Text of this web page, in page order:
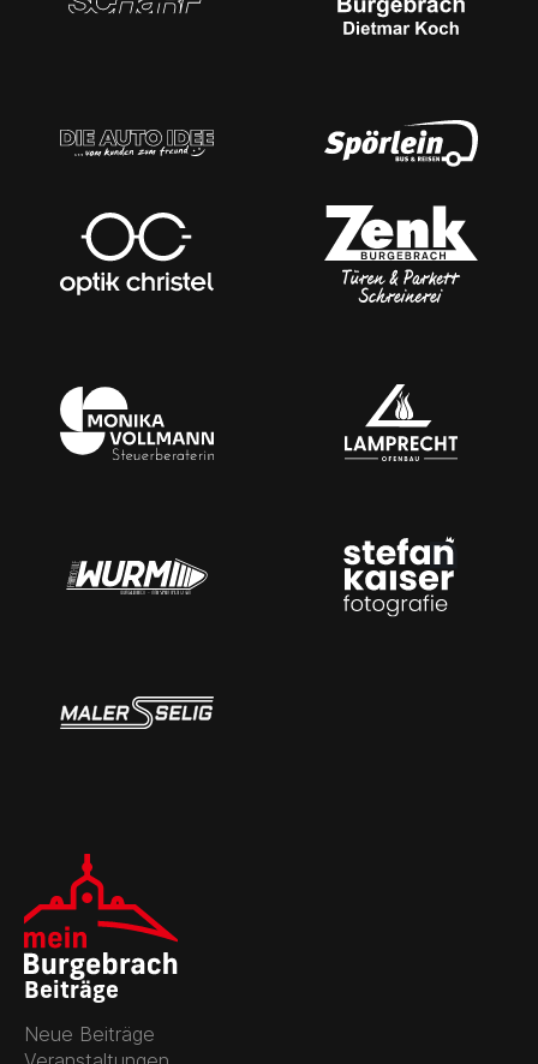
Beiträge
Neue Beiträge